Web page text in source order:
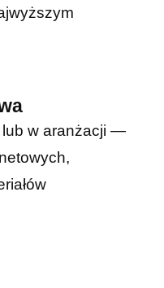
lub w aranżacji —